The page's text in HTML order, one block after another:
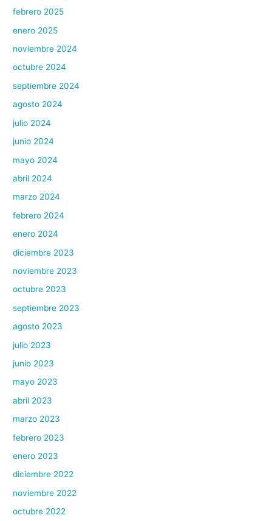
febrero 2025
enero 2025
noviembre 2024
octubre 2024
septiembre 2024
agosto 2024
julio 2024
junio 2024
mayo 2024
abril 2024
marzo 2024
febrero 2024
enero 2024
diciembre 2023
noviembre 2023
octubre 2023
septiembre 2023
agosto 2023
julio 2023
junio 2023
mayo 2023
abril 2023
marzo 2023
febrero 2023
enero 2023
diciembre 2022
noviembre 2022
octubre 2022